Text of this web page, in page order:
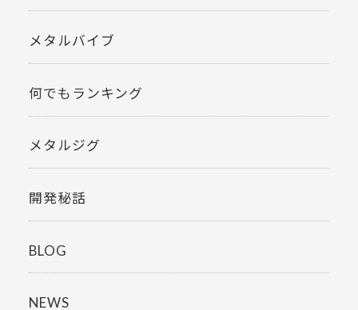
メタルバイブ
何でもランキング
メタルジグ
開発秘話
BLOG
NEWS